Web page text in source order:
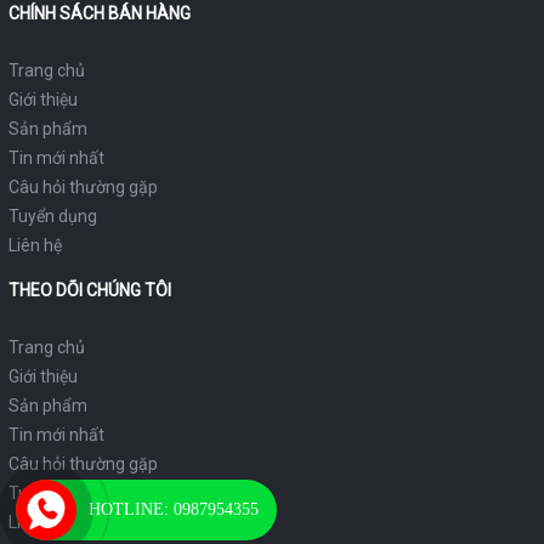
HOTLINE: 0987954355
chuông vọng giữa mây ngàn gió núi, tới độ cao
3.000m, bạn thu vào tầm mắt
Đà bằng
trong mây bay huyền ảo, hướng ánh nhìn từ bi
xuống nhân gian.
Trong
thời
mặc mà
thiêng
ấy, chắp
tay
nguyện
cầu giữa
CHÍNH SÁCH BÁN HÀNG
Trang chủ
Giới thiệu
Sản phẩm
Tin mới nhất
Câu hỏi thường gặp
Tuyển dụng
Liên hệ
THEO DÕI CHÚNG TÔI
Trang chủ
Giới thiệu
Sản phẩm
Tin mới nhất
Câu hỏi thường gặp
Tuyển dụng
Liên hệ